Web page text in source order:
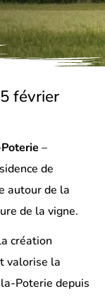
février
–
de
autour de la
de la vigne.
création
valorise la
Poterie depuis